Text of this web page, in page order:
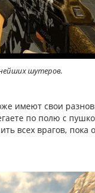
шутеров.
имеют свои
по полю с
всех врагов, пока